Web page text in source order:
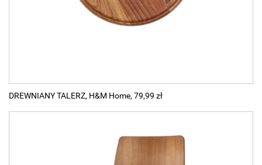
DREWNIANY TALERZ, H&M Home, 79,99 zł